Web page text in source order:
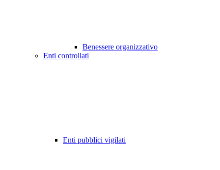
Benessere organizzativo
Enti controllati
Enti pubblici vigilati